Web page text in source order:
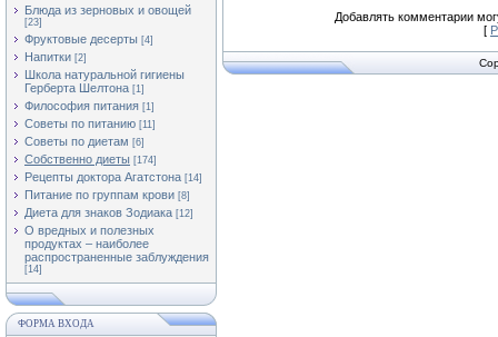
Блюда из зерновых и овощей
[23]
Фруктовые десерты [4]
Напитки [2]
Школа натуральной гигиены
Герберта Шелтона [1]
Философия питания [1]
Советы по питанию [11]
Советы по диетам [6]
Собственно диеты [174]
Рецепты доктора Агатстона [14]
Питание по группам крови [8]
Диета для знаков Зодиака [12]
О вредных и полезных
продуктах – наиболее
распространенные заблуждения
[14]
ФОРМА ВХОДА
Добавлять комментарии
[